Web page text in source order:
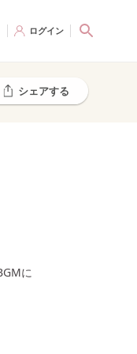
ログイン
シェアする
に